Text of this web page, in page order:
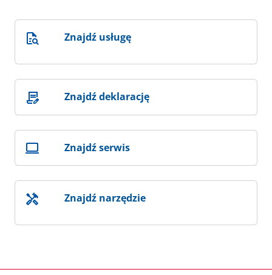
Znajdź usługę
Znajdź deklarację
Znajdź serwis
Znajdź narzędzie